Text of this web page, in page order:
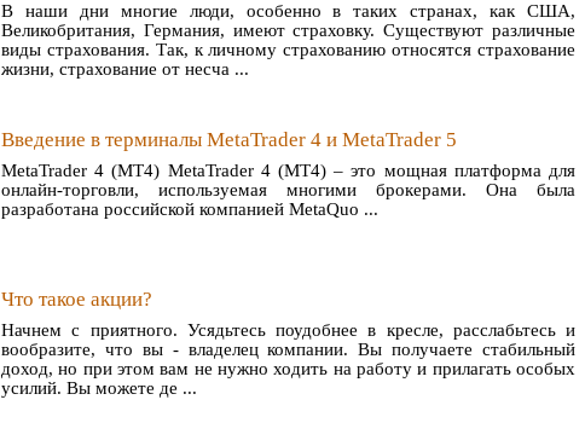
В наши дни многие люди, особенно в таких странах, как США,
Великобритания, Германия, имеют страховку. Существуют различные
виды страхования. Так, к личному страхованию относятся страхование
жизни, страхование от несча ...
Введение в терминалы MetaTrader 4 и MetaTrader 5
MetaTrader 4 (MT4) MetaTrader 4 (MT4) – это мощная платформа для
онлайн-торговли, используемая многими брокерами. Она была
разработана российской компанией MetaQuo ...
Что такое акции?
Начнем с приятного. Усядьтесь поудобнее в кресле, расслабьтесь и
вообразите, что вы - владелец компании. Вы получаете стабильный
доход, но при этом вам не нужно ходить на работу и прилагать особых
усилий. Вы можете де ...
финансов и инвестиций, который
включает в себя Нью-Йоркскую
фондовую биржу (New York Stock
Комиссию по ценным бумагам и
биржам.